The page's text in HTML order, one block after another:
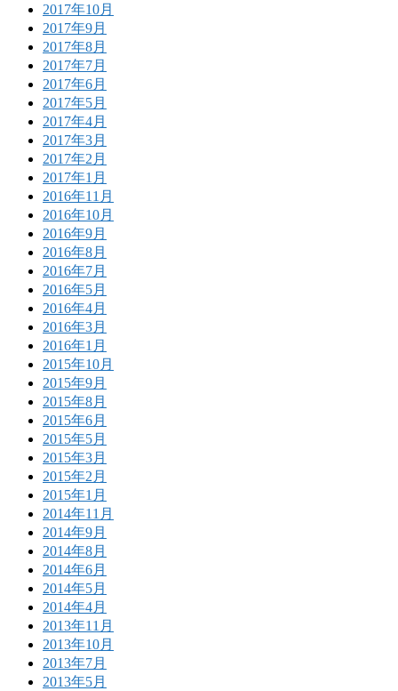
2017年10月
2017年9月
2017年8月
2017年7月
2017年6月
2017年5月
2017年4月
2017年3月
2017年2月
2017年1月
2016年11月
2016年10月
2016年9月
2016年8月
2016年7月
2016年5月
2016年4月
2016年3月
2016年1月
2015年10月
2015年9月
2015年8月
2015年6月
2015年5月
2015年3月
2015年2月
2015年1月
2014年11月
2014年9月
2014年8月
2014年6月
2014年5月
2014年4月
2013年11月
2013年10月
2013年7月
2013年5月